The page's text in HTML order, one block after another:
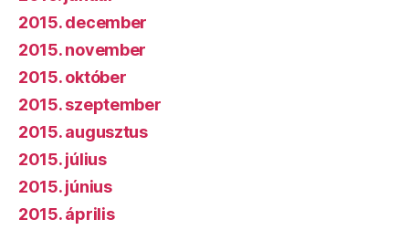
2015. december
2015. november
2015. október
2015. szeptember
2015. augusztus
2015. július
2015. június
2015. április